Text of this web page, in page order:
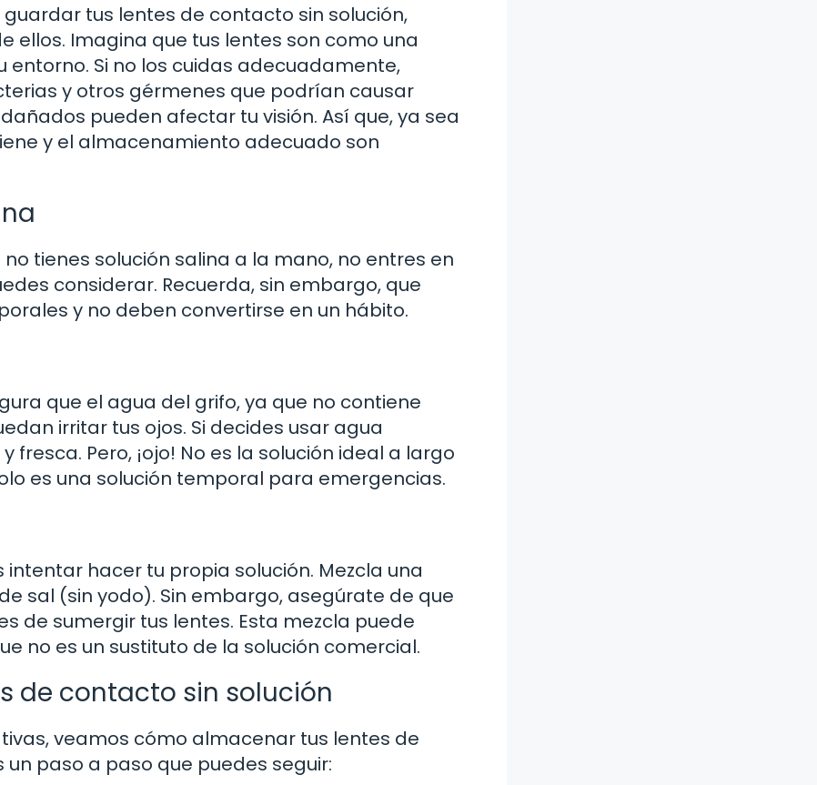
tus lentes de contacto sin solución,
ellos. Imagina que tus lentes son como una
Si no los cuidas adecuadamente,
y otros gérmenes que podrían causar
pueden afectar tu visión. Así que, ya sea
y el almacenamiento adecuado son
tienes solución salina a la mano, no entres en
considerar. Recuerda, sin embargo, que
y no deben convertirse en un hábito.
que el agua del grifo, ya que no contiene
irritar tus ojos. Si decides usar agua
Pero, ¡ojo! No es la solución ideal a largo
es una solución temporal para emergencias.
hacer tu propia solución. Mezcla una
sal (sin yodo). Sin embargo, asegúrate de que
de sumergir tus lentes. Esta mezcla puede
no es un sustituto de la solución comercial.
de contacto sin solución
veamos cómo almacenar tus lentes de
paso a paso que puedes seguir: